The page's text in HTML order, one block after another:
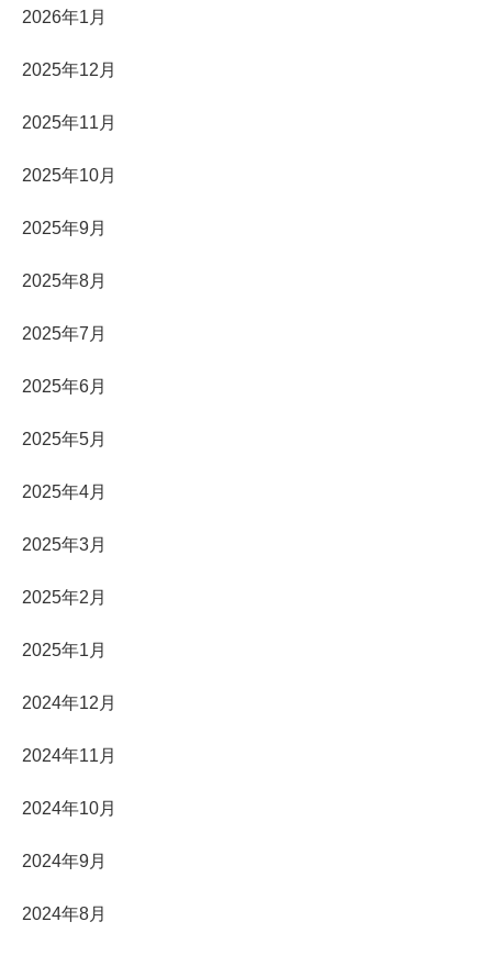
2026年1月
2025年12月
2025年11月
2025年10月
2025年9月
2025年8月
2025年7月
2025年6月
2025年5月
2025年4月
2025年3月
2025年2月
2025年1月
2024年12月
2024年11月
2024年10月
2024年9月
2024年8月